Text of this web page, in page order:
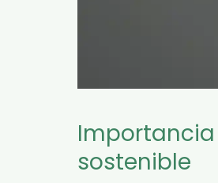
sostenible